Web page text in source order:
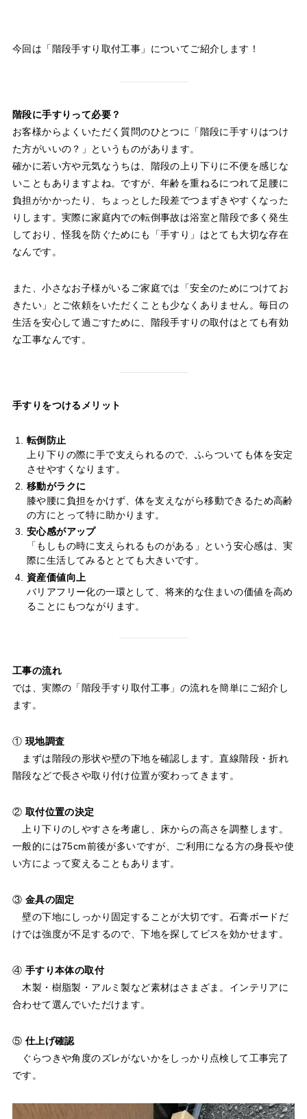
今回は「階段手すり取付工事」についてご紹介します！
階段に手すりって必要？
お客様からよくいただく質問のひとつに「階段に手すりはつけ
た方がいいの？」というものがあります。
確かに若い方や元気なうちは、階段の上り下りに不便を感じな
いこともありますよね。ですが、年齢を重ねるにつれて足腰に
負担がかかったり、ちょっとした段差でつまずきやすくなった
りします。実際に家庭内での転倒事故は浴室と階段で多く発生
しており、怪我を防ぐためにも「手すり」はとても大切な存在
なんです。
また、小さなお子様がいるご家庭では「安全のためにつけてお
きたい」とご依頼をいただくことも少なくありません。毎日の
生活を安心して過ごすために、階段手すりの取付はとても有効
な工事なんです。
手すりをつけるメリット
転倒防止
上り下りの際に手で支えられるので、ふらついても体を安定
させやすくなります。
移動がラクに
膝や腰に負担をかけず、体を支えながら移動できるため高齢
の方にとって特に助かります。
安心感がアップ
「もしもの時に支えられるものがある」という安心感は、実
際に生活してみるととても大きいです。
資産価値向上
バリアフリー化の一環として、将来的な住まいの価値を高め
ることにもつながります。
工事の流れ
では、実際の「階段手すり取付工事」の流れを簡単にご紹介し
ます。
① 現地調査
まずは階段の形状や壁の下地を確認します。直線階段・折れ
階段などで長さや取り付け位置が変わってきます。
② 取付位置の決定
上り下りのしやすさを考慮し、床からの高さを調整します。
一般的には75cm前後が多いですが、ご利用になる方の身長や使
い方によって変えることもあります。
③ 金具の固定
壁の下地にしっかり固定することが大切です。石膏ボードだ
けでは強度が不足するので、下地を探してビスを効かせます。
④ 手すり本体の取付
木製・樹脂製・アルミ製など素材はさまざま。インテリアに
合わせて選んでいただけます。
⑤ 仕上げ確認
ぐらつきや角度のズレがないかをしっかり点検して工事完了
です。